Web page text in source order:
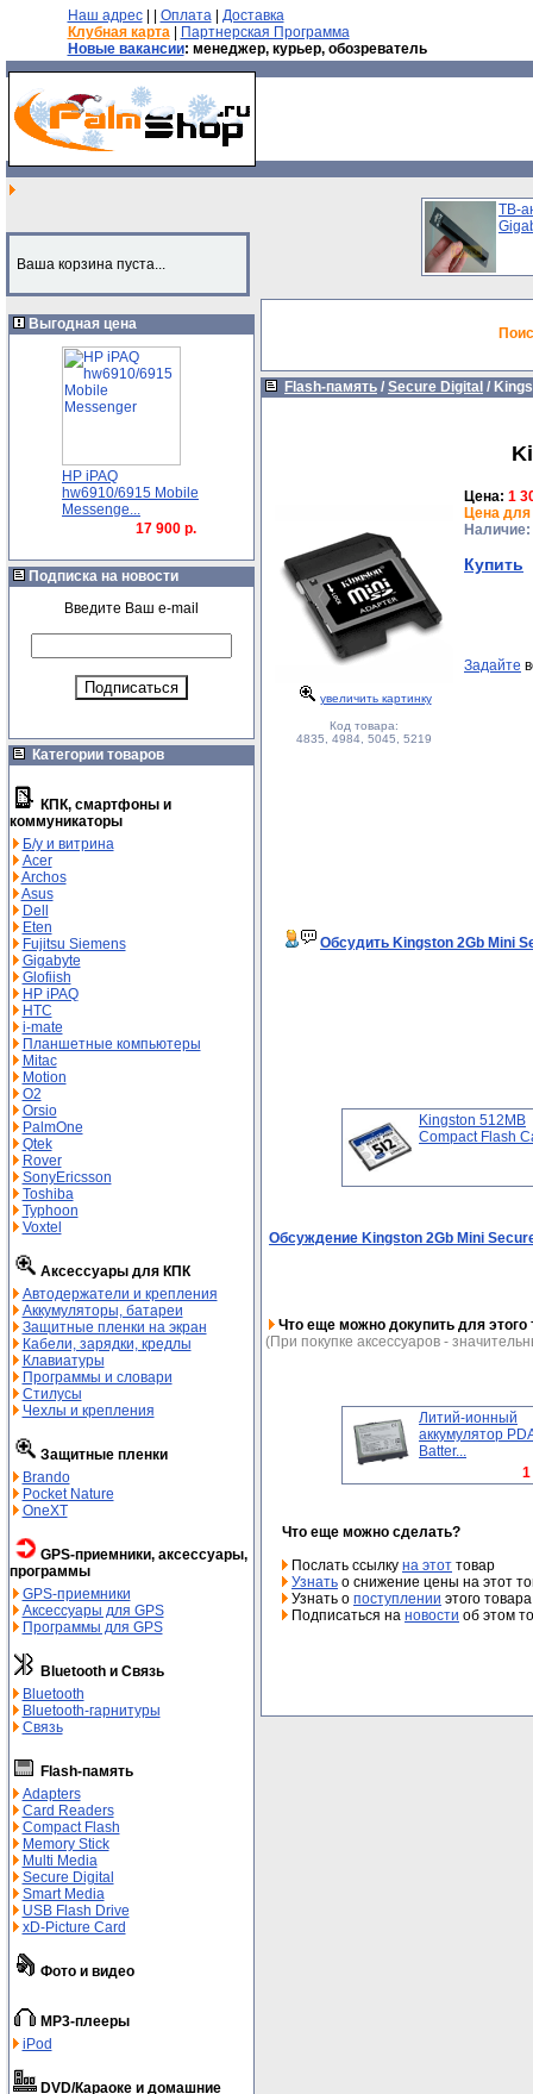
Наш адрес| | Оплата| Доставка
Клубная карта|
Партнерская Программа
Новые вакансии: менеджер, курьер, обозреватель
Ваша корзина пуста...
Выгодная цена
HP iPAQ
hw6910/6915 Mobile
Messenge...
17 900 р.
Подписка на новости
Введите Ваш e-mail
Категории товаров
КПК, смартфоны и
коммуникаторы
Б/у и витрина
Acer
Archos
Asus
Dell
Eten
Fujitsu Siemens
Gigabyte
Glofiish
HP iPAQ
HTC
i-mate
Планшетные компьютеры
Mitac
Motion
O2
Orsio
PalmOne
Qtek
Rover
SonyEricsson
Toshiba
Typhoon
Voxtel
Аксессуары для КПК
Автодержатели и крепления
Аккумуляторы, батареи
Защитные пленки на экран
Кабели, зарядки, кредлы
Клавиатуры
Программы и словари
Стилусы
Чехлы и крепления
Защитные пленки
Brando
Pocket Nature
OneXT
GPS-приемники, аксессуары,
программы
GPS-приемники
Аксессуары для GPS
Программы для GPS
Bluetooth и Связь
Bluetooth
Bluetooth-гарнитуры
Связь
Flash-память
Adapters
Card Readers
Compact Flash
Memory Stick
Multi Media
Secure Digital
Smart Media
USB Flash Drive
xD-Picture Card
Фото и видео
MP3-плееры
iPod
DVD/Караоке и домашние
TB-
Flash-память / Secure Digital /
увеличить картинку
Код товара:
4835, 4984, 5045, 5219
Цена: 1
Цена для
Наличие:
Купить
Задайте
Обсудить Kingston 2Gb Mini
Kingston 512MB
Compact Flash
Обсуждение Kingston 2Gb Mini
Что еще можно докупить для этого
(При покупке аксессуаров -
Литий-ионный
аккумулятор
Batter...
1
Что еще можно сделать?
Послать ссылку на этот товар
Узнать о снижение цены на этот
Узнать о поступлении этого
Подписаться на новости об этом